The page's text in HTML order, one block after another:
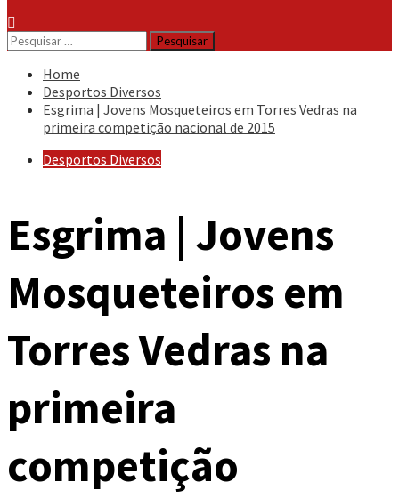
Pesquisar
por:
Home
Desportos Diversos
Esgrima | Jovens Mosqueteiros em Torres Vedras na
primeira competição nacional de 2015
Desportos Diversos
Esgrima | Jovens
Mosqueteiros em
Torres Vedras na
primeira
competição